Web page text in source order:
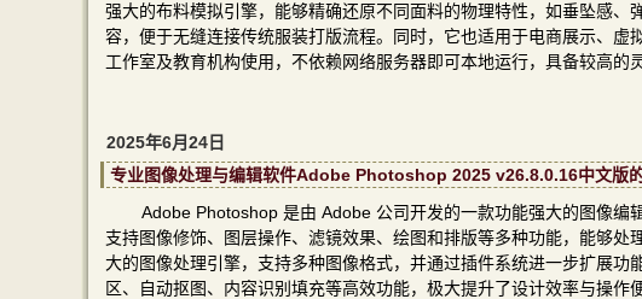
强大的布料模拟引擎，能够精确还原不同面料的物理特性，如垂坠感
容，便于无缝连接传统服装打版流程。同时，它也适用于电商展示、
工作室及教育机构使用，不依赖网络服务器即可本地运行，具备较高的
2025年6月24日
专业图像处理与编辑软件Adobe Photoshop 2025 v26.8.0.16中文版
Adobe Photoshop 是由 Adobe 公司开发的一款功能强大的图像
支持图像修饰、图层操作、滤镜效果、绘图和排版等多种功能，能够
大的图像处理引擎，支持多种图像格式，并通过插件系统进一步扩展
区、自动抠图、内容识别填充等高效功能，极大提升了设计效率与操